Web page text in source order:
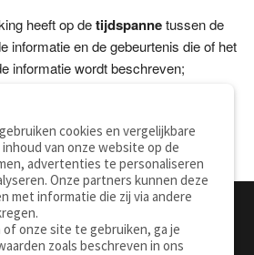
heeft op detijdspannetussen de
informatie en de gebeurtenis die of het
informatie wordt beschreven;
Over deze site
gebruiken cookies en vergelijkbare
van onze website op de
advertenties te personaliseren
Onze partners kunnen deze
met informatie die zij via andere
of onze site te gebruiken, ga je
zoals beschreven in ons